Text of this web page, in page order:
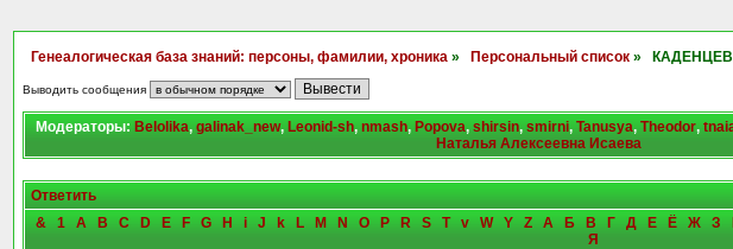
Генеалогическая база знаний: персоны, фамилии, хроника» Персональный список» КАДЕНЦЕВ
Выводить сообщения
Модераторы: Belolika, galinak_new, Leonid-sh, nmash, Popova, shirsin, smirni, Tanusya, Theodor,
Наталья Алексеевна Исаева
Ответить
&
1 A B C D E F G H i J k L M N O P R S T v W Y Z А Б В Г Д Е Ё Ж З
Я